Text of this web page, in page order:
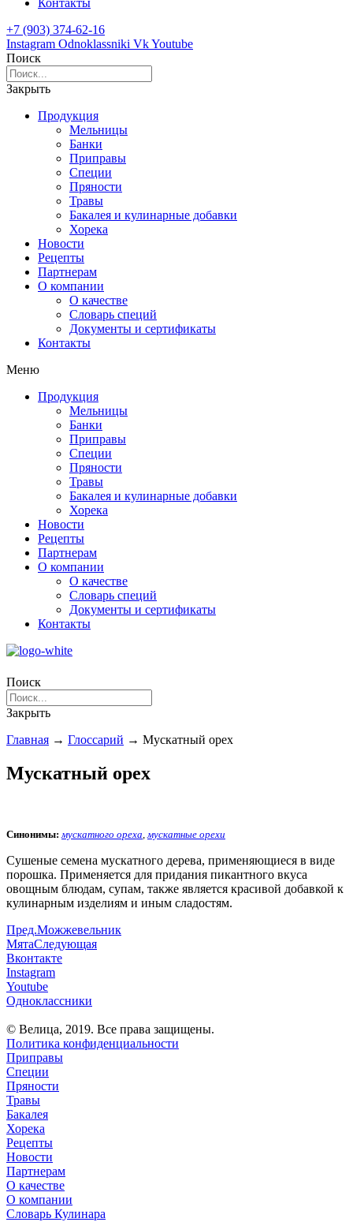
Контакты
+7 (903) 374-62-16
Instagram Odnoklassniki VkYoutube
Поиск
Закрыть
Продукция
Мельницы
Банки
Приправы
Специи
Пряности
Травы
Бакалея и кулинарные добавки
Хорека
Новости
Рецепты
Партнерам
О компании
О качестве
Словарь специй
Документы и сертификаты
Контакты
Меню
Продукция
Мельницы
Банки
Приправы
Специи
Пряности
Травы
Бакалея и кулинарные добавки
Хорека
Новости
Рецепты
Партнерам
О компании
О качестве
Словарь специй
Документы и сертификаты
Контакты
Поиск
Закрыть
Главная → Глоссарий → Мускатный орех
Мускатный орех
Синонимы: мускатного ореха мускатные орехи
Сушеные семена мускатного дерева, применяющиеся в виде
порошка. Применяется для придания пикантного вкуса
овощным блюдам, супам, также является красивой добавкой к
кулинарным изделиям и иным сладостям.
Пред.Можжевельник
МятаСледующая
Вконтакте
Instagram
Youtube
Одноклассники
© Велица, 2019. Все права защищены.
Политика конфиденциальности
Приправы
Специи
Пряности
Травы
Бакалея
Хорека
Рецепты
Новости
Партнерам
О качестве
О компании
Словарь Кулинара